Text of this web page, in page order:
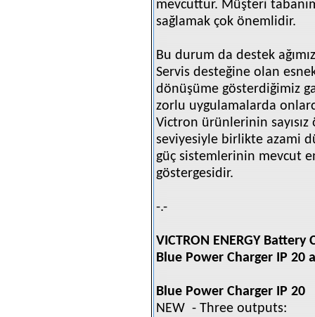
mevcuttur. Müşteri
sağlamak çok önemlidir.
Bu durum da destek
Servis desteğine olan
dönüşüme gösterdiğimiz
zorlu uygulamalarda
Victron ürünlerinin
seviyesiyle birlikte azami
güç sistemlerinin mevcut
göstergesidir.
-.-
VICTRON ENERGY Battery
Blue Power Charger IP 20
Blue Power Charger IP 20
NEW - Three outputs: